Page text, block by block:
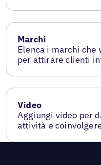
Marchi
Elenca i marchi che
per attirare clienti
Video
Aggiungi video per
attività e